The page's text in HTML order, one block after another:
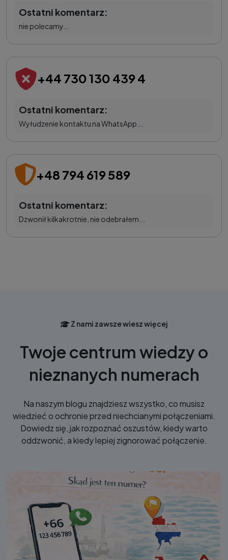
Ostatni komentarz:
nie polecamy...
+44 730 130 439 4
Ostatni komentarz:
Wyłudzenie kontaktu na WhatsApp...
+48 794 619 589
Ostatni komentarz:
Dzwonił kilkakrotnie, nie odebrałem...
Z nami zawsze wiesz więcej
Twoje centrum wiedzy o
nieznanych numerach
Na naszym blogu znajdziesz wszystko, co musisz
wiedzieć o ochronie przed niechcianymi połączeniami.
Dowiedz się, jak rozpoznać oszustów, kiedy warto
oddzwonić, a kiedy lepiej zignorować połączenie.